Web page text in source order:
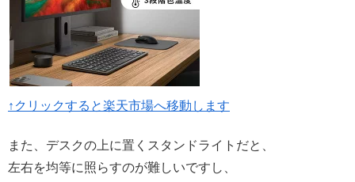
↑クリックすると楽天市場へ移動します
また、デスクの上に置くスタンドライトだと、
左右を均等に照らすのが難しいですし、